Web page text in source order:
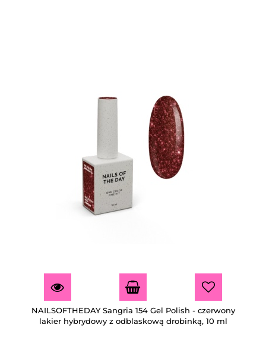
NAILSOFTHEDAY Sangria 154 Gel Polish - czerwony
lakier hybrydowy z odblaskową drobinką, 10 ml